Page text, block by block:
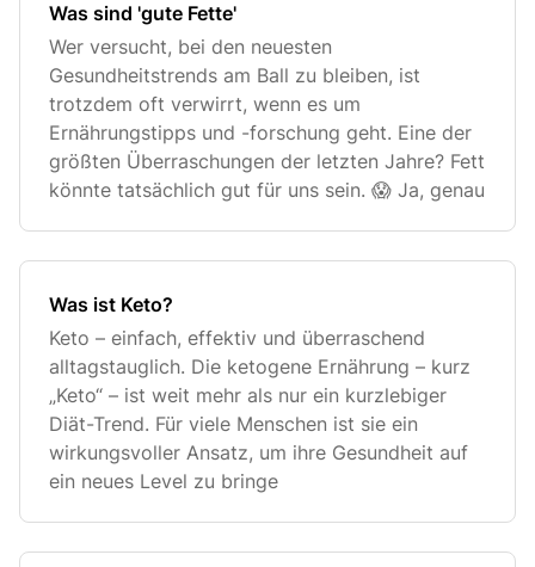
Was sind 'gute Fette'
Wer versucht, bei den neuesten
Gesundheitstrends am Ball zu bleiben, ist
trotzdem oft verwirrt, wenn es um
Ernährungstipps und -forschung geht. Eine der
größten Überraschungen der letzten Jahre? Fett
könnte tatsächlich gut für uns sein. 😱 Ja, genau
Was ist Keto?
Keto – einfach, effektiv und überraschend
alltagstauglich. Die ketogene Ernährung – kurz
„Keto“ – ist weit mehr als nur ein kurzlebiger
Diät-Trend. Für viele Menschen ist sie ein
wirkungsvoller Ansatz, um ihre Gesundheit auf
ein neues Level zu bringe